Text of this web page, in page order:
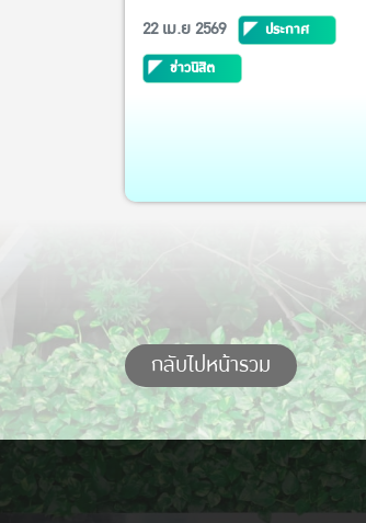
22 เม.ย 2569
ประกาศ
ข่าวนิสิต
กลับไปหน้ารวม